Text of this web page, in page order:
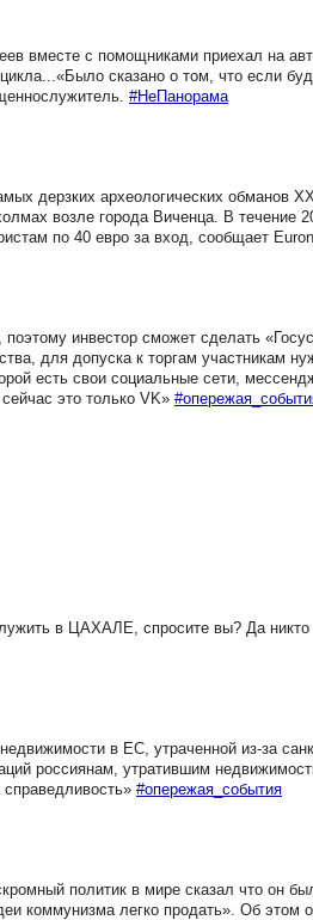
вместе с помощниками приехал на
сказано о том, что если
#НеПанорама
дерзких археологических обманов
возле города Виченца. В течение
по 40 евро за вход, сообщает
инвестор сможет сделать
для допуска к торгам участникам
есть свои социальные сети,
это только VK»
в ЦАХАЛЕ, спросите вы? Да никто
в ЕС, утраченной из-за
россиянам, утратившим
#опережая_события
политик в мире сказал что он
коммунизма легко продать». Об этом